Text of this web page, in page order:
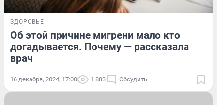
ЗДОРОВЬЕ
Об этой причине мигрени мало кто
догадывается. Почему — рассказала
врач
16 декабря, 2024, 17:00 1 883 Обсудить